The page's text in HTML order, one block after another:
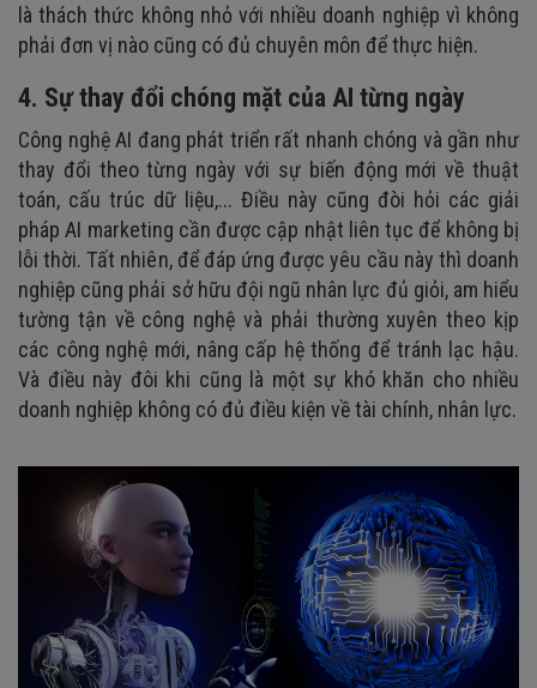
là thách thức không nhỏ với nhiều doanh nghiệp vì không
phải đơn vị nào cũng có đủ chuyên môn để thực hiện.
4. Sự thay đổi chóng mặt của AI từng ngày
Công nghệ AI đang phát triển rất nhanh chóng và gần như
thay đổi theo từng ngày với sự biến động mới về thuật
toán, cấu trúc dữ liệu,... Điều này cũng đòi hỏi các giải
pháp AI marketing cần được cập nhật liên tục để không bị
lỗi thời. Tất nhiên, để đáp ứng được yêu cầu này thì doanh
nghiệp cũng phải sở hữu đội ngũ nhân lực đủ giỏi, am hiểu
tường tận về công nghệ và phải thường xuyên theo kịp
các công nghệ mới, nâng cấp hệ thống để tránh lạc hậu.
Và điều này đôi khi cũng là một sự khó khăn cho nhiều
doanh nghiệp không có đủ điều kiện về tài chính, nhân lực.